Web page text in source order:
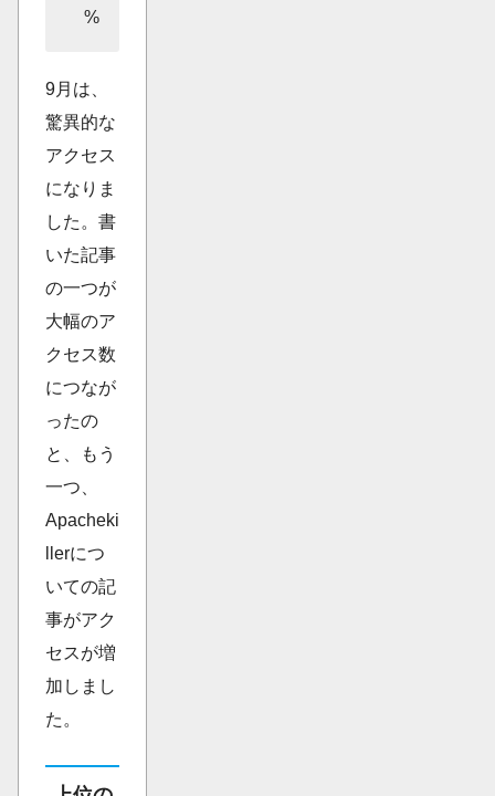
%
9月は、
驚異的な
アクセス
になりま
した。書
いた記事
の一つが
大幅のア
クセス数
につなが
ったの
と、もう
一つ、
Apacheki
llerにつ
いての記
事がアク
セスが増
加しまし
た。